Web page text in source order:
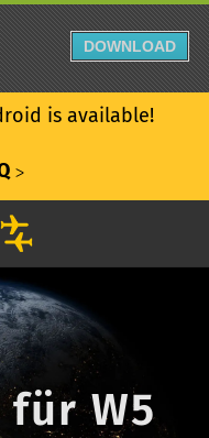
is available!
ᐳ
W5
DOWNLOAD